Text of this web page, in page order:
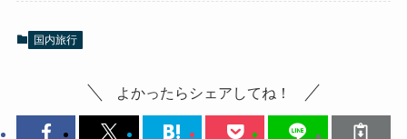
国内旅行
よかったらシェアしてね！